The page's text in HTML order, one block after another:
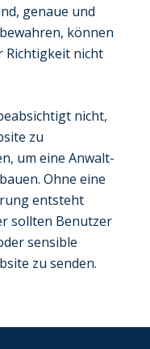
genaue und
können
Richtigkeit nicht
nicht,
zu
um eine Anwalt-
Ohne eine
entsteht
sollten Benutzer
sensible
zu senden.